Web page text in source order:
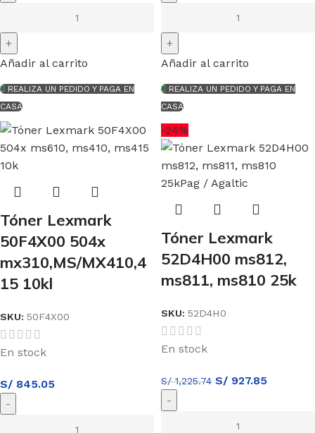
Añadir al carrito
REALIZA UN PEDIDO Y PAGA EN
CASA
Añadir al carrito
REALIZA UN PEDIDO Y PAGA EN
CASA
Tóner Lexmark
50F4X00 504x
mx310,MS/MX410,4
15 10kl
SKU: 50F4X00
En stock
S/ 845.05
-24%
Tóner Lexmark
52D4H00 ms812,
ms811, ms810 25k
SKU: 52D4H0
En stock
S/1,225.74 S/ 927.85